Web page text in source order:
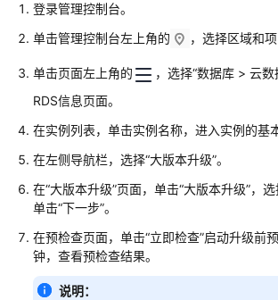
户
南
限
管
购
买
for
PostgreSQL
实
登录管理控制台。
单击管理控制台左上角的
，选择区域和项
单击页面左上角的
，选择“数据库 > 云数
RDS信息页面。
在实例列表，单击实例名称，进入实例的基
在左侧导航栏，选择“大版本升级”。
在“大版本升级”页面，单击“大版本升级”，选
单击“下一步”。
在预检查页面，单击“立即检查”启动升级前
钟，查看预检查结果。
说明：